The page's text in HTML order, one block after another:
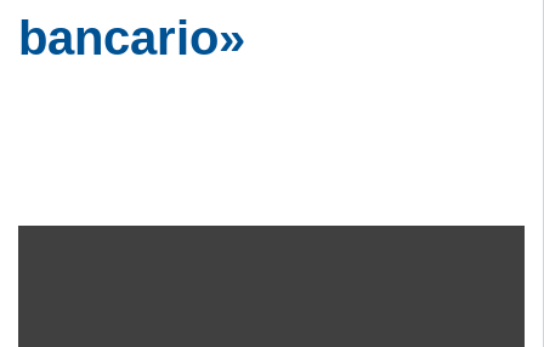
bancario»